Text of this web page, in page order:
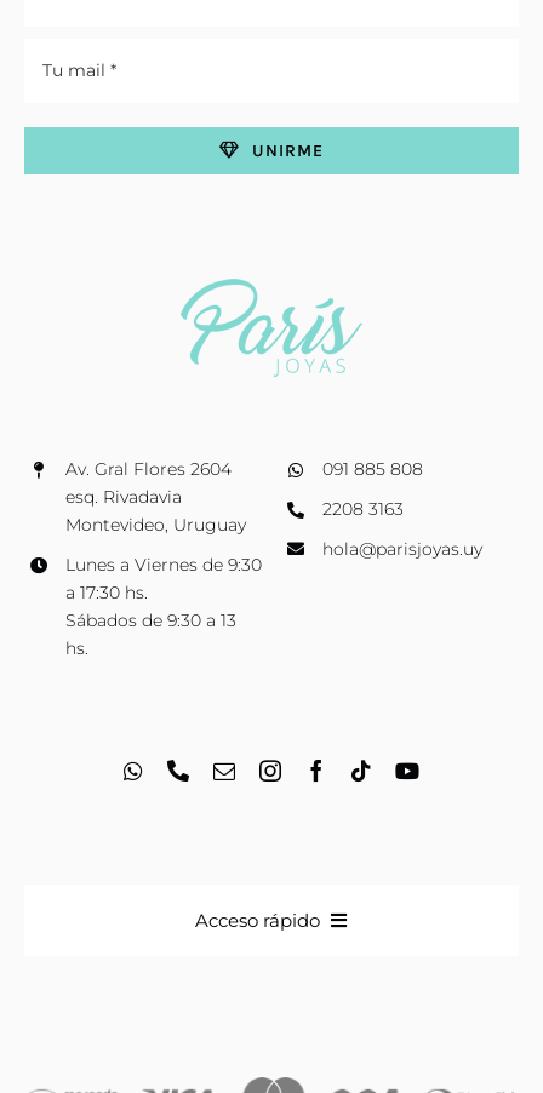
Av. Gral Flores 2604
esq. Rivadavia
Montevideo, Uruguay
Lunes a Viernes de 9:30
a 17:30 hs.
Sábados de 9:30 a 13
hs.
091 885 808
2208 3163
hola@parisjoyas.uy
UNIRME
Acceso rápido
Iniciales